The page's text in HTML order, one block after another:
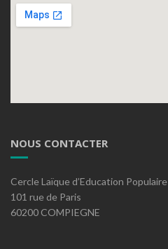
NOUS CONTACTER
Cercle Laïque d’Education Populaire
101 rue de Paris
60200 COMPIEGNE